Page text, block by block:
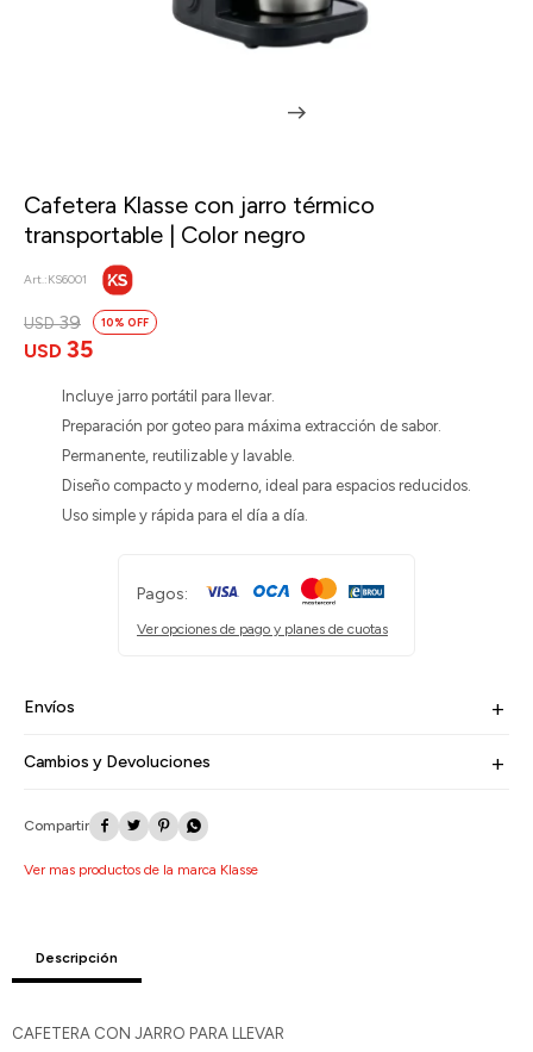
Cafetera Klasse con jarro térmico
transportable | Color negro
KS6001
USD 35
USD 39 10
Incluye jarro portátil para llevar.
Preparación por goteo para máxima extracción de sabor.
Permanente, reutilizable y lavable.
Diseño compacto y moderno, ideal para espacios reducidos.
Uso simple y rápida para el día a día.
Pagos:
Ver opciones de pago y planes de cuotas
Envíos
Cambios y Devoluciones
   
Ver mas productos de la marca Klasse
Descripción
CAFETERA CON JARRO PARA LLEVAR